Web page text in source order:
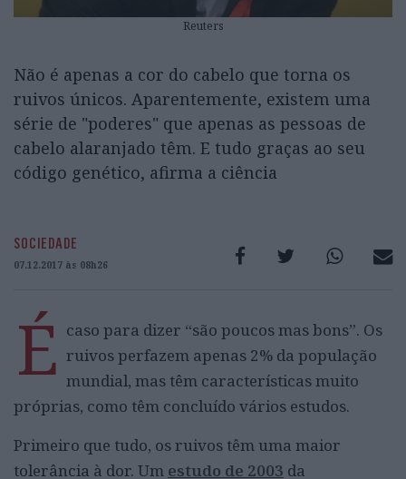
Reuters
Não é apenas a cor do cabelo que torna os
ruivos únicos. Aparentemente, existem uma
série de "poderes" que apenas as pessoas de
cabelo alaranjado têm. E tudo graças ao seu
código genético, afirma a ciência
SOCIEDADE
07.12.2017 às 08h26
É caso para dizer “são poucosmas bons”. Os
ruivosperfazem apenas 2% da população
mundial, mas têm características muito
próprias, como têm concluído vários estudos.
Primeiro que tudo, os ruivos têm uma maior
tolerância à dor. Um estudo de 2003 da